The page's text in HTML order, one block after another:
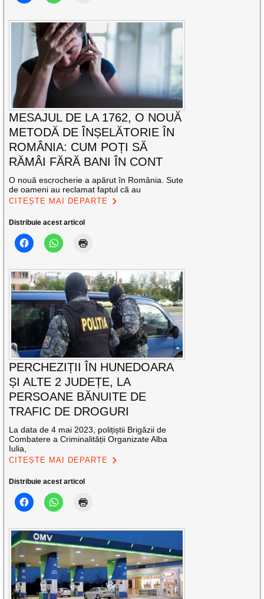
MESAJUL DE LA 1762, O NOUĂ
METODĂ DE ÎNȘELĂTORIE ÎN
ROMÂNIA: CUM POȚI SĂ
RĂMÂI FĂRĂ BANI ÎN CONT
O nouă escrocherie a apărut în România. Sute
de oameni au reclamat faptul că au
CITEȘTE MAI DEPARTE
Distribuie acest articol
PERCHEZIȚII ÎN HUNEDOARA
ȘI ALTE 2 JUDEȚE, LA
PERSOANE BĂNUITE DE
TRAFIC DE DROGURI
La data de 4 mai 2023, polițiștii Brigăzii de
Combatere a Criminalității Organizate Alba
Iulia,
CITEȘTE MAI DEPARTE
Distribuie acest articol